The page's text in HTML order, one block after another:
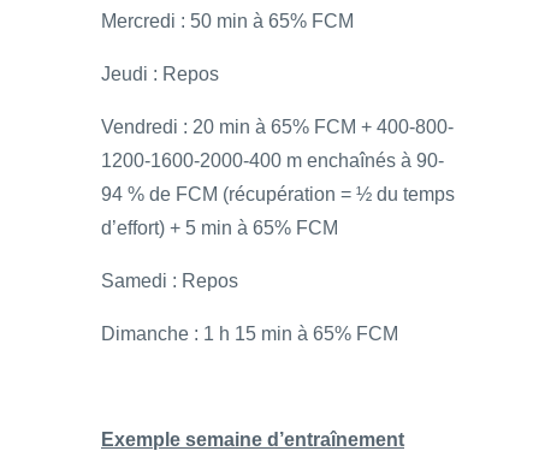
Mercredi : 50 min à 65% FCM
Jeudi : Repos
Vendredi : 20 min à 65% FCM + 400-800-
1200-1600-2000-400 m enchaînés à 90-
94 % de FCM (récupération = ½ du temps
d’effort) + 5 min à 65% FCM
Samedi : Repos
Dimanche : 1 h 15 min à 65% FCM
Exemple semaine d’entraînement